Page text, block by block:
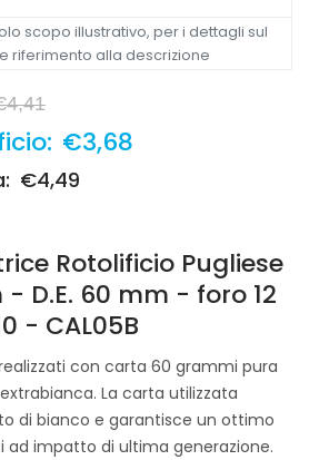
scopo illustrativo, per i dettagli sul
riferimento alla descrizione
€3,68
€4,49
Rotolificio Pugliese
D.E. 60 mm - foro 12
- CAL05B
con carta 60 grammi pura
La carta utilizzata
di bianco e garantisce un ottimo
ad impatto di ultima generazione.